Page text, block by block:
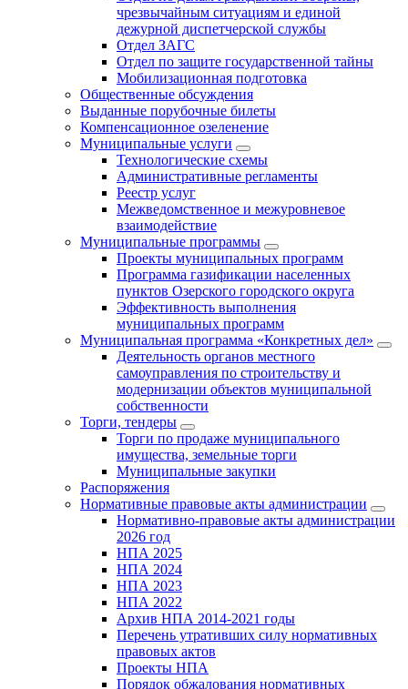
чрезвычайным ситуациям и единой
дежурной диспетчерской службы
Отдел ЗАГС
Отдел по защите государственной тайны
Мобилизационная подготовка
Общественные обсуждения
Выданные порубочные билеты
Компенсационное озеленение
Муниципальные услуги
Технологические схемы
Административные регламенты
Реестр услуг
Межведомственное и межуровневое
взаимодействие
Муниципальные программы
Проекты муниципальных программ
Программа газификации населенных
пунктов Озерского городского округа
Эффективность выполнения
муниципальных программ
Муниципальная программа «Конкретных дел»
Деятельность органов местного
самоуправления по строительству и
модернизации объектов муниципальной
собственности
Торги, тендеры
Торги по продаже муниципального
имущества, земельные торги
Муниципальные закупки
Распоряжения
Нормативные правовые акты администрации
Нормативно-правовые акты администрации
2026 год
НПА 2025
НПА 2024
НПА 2023
НПА 2022
Архив НПА 2014-2021 годы
Перечень утративших силу нормативных
правовых актов
Проекты НПА
Порядок обжалования нормативных